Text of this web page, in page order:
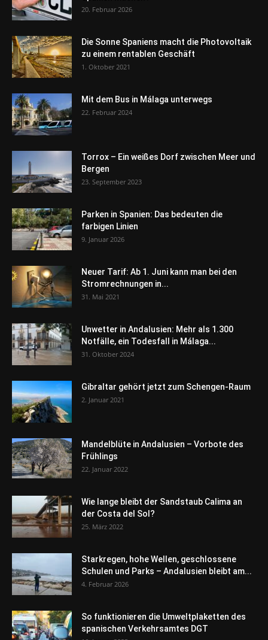
20. Februar 2026
Die Sonne Spaniens macht die Photovoltaik
zu einem rentablen Geschäft
1. Oktober 2021
Mit dem Bus in Málaga unterwegs
22. Februar 2024
Torrox – Ein weißes Dorf zwischen Meer und
Bergen
23. September 2023
Parken in Spanien: Das bedeuten die
farbigen Linien
9. Januar 2026
Neuer Tarif: Ab 1. Juni kann man bei den
Stromrechnungen in...
31. Mai 2021
Unwetter in Andalusien: Mehr als 1.300
Notfälle, ein Todesfall in Málaga...
31. Oktober 2024
Gibraltar gehört jetzt zum Schengen-Raum
2. Januar 2021
Mandelblüte in Andalusien – Vorbote des
Frühlings
22. Januar 2022
Wie lange bleibt der Sandstaub Calima an
der Costa del Sol?
25. März 2022
Starkregen, hohe Wellen, geschlossene
Schulen und Parks – Andalusien bleibt am...
4. Februar 2026
So funktionieren die Umweltplaketten des
spanischen Verkehrsamtes DGT